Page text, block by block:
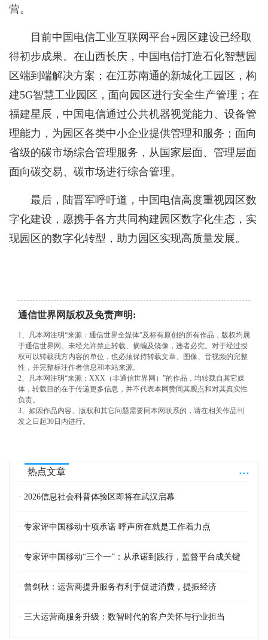
营。
目前中国电信工业互联网平台+园区建设已经取
得初步成果。在山西长庆，中国电信打造石化智慧园
区端到端解决方案；在江苏南通的新城化工园区，构
建5G智慧工业园区，面向园区进行安全生产管理；在
福建星辰，中国电信通过公共机器视觉能力、设备管
理能力，为园区各类中小企业提供管理和服务；面向
省级的碳市场综合管理服务，从国家层面、管理层面
面向碳交易、碳市场进行综合管理。
最后，陆晋军呼吁道，中国电信高度重视园区数
字化建设，愿携手各方共同构建园区数字化生态，实
现园区的数字化转型，助力园区实现高质量发展。
通信世界网版权及免责声明:
1、凡本网注明“来源：通信世界全媒体”及标有原创的所有作品，版权均属
于通信世界网。未经允许禁止转载、摘编及镜像，违者必究。对于经过授
权可以转载我方内容的单位，也必须保持转载文章、图像、音视频的完整
性，并完整标注作者信息和本站来源。
2、凡本网注明“来源：XXX（非通信世界网）”的作品，均转载自其它媒
体，转载目的在于传递更多信息，并不代表本网赞同其观点和对其真实性
负责。
3、如因作品内容、版权和其它问题需要同本网联系的，请在相关作品刊
发之日起30日内进行。
...
热点文章
· 2026信息社会科普体验区即将在武汉启幕
· 专家评中国移动十项承诺 呼声所在就是工作着力点
· 专家评中国移动“三个一”：从承诺到践行，监督平台成关键
· 曾剑秋：运营商提升服务有利于促进消费，提振经济
· 三大运营商服务升级：数智时代的客户关怀与行业担当